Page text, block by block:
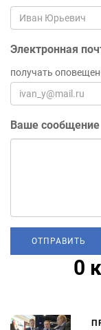
Электронная
получать
Ваше сообщение
0